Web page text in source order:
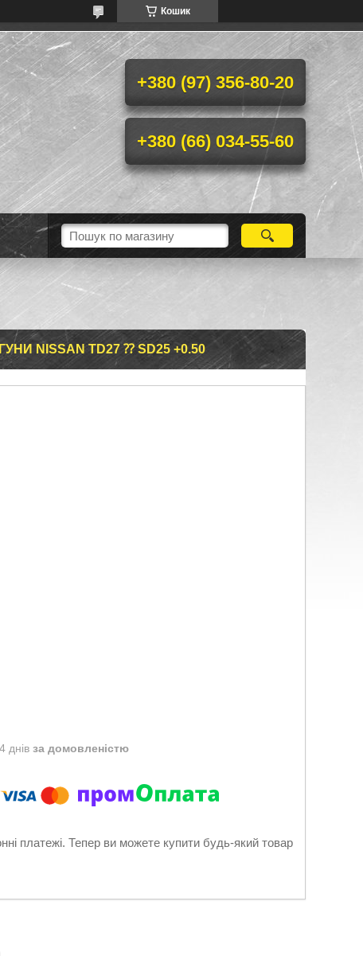
Кошик
+380 (97) 356-80-20
+380 (66) 034-55-60
NISSAN TD27 ⁇ SD25 +0.50
днів за домовленістю
платежі. Тепер ви можете купити будь-який товар